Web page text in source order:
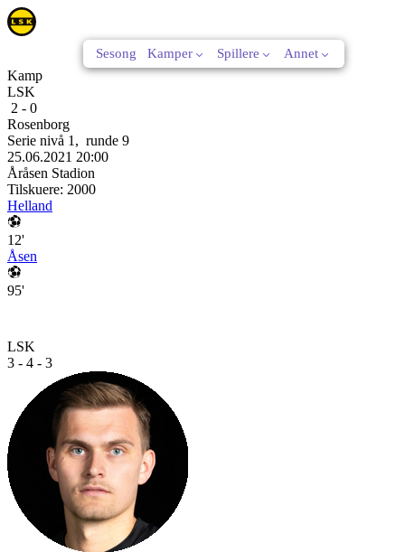
Sesong Kamper Spillere Annet
Kamp
LSK
2 - 0
Rosenborg
Serie nivå 1 , runde 9
25.06.2021 20:00
Åråsen Stadion
Tilskuere: 2000
Helland
12'
Åsen
95'
LSK
3 - 4 - 3